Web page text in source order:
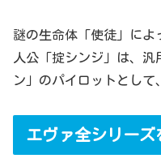
謎の生命体「使徒」によ
人公「掟シンジ」は、
ン」のパイロットとして
エヴァ全シリーズ